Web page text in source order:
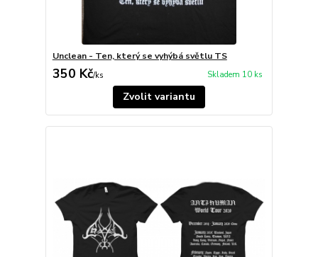
Unclean - Ten, který se vyhýbá světlu TS
350 Kč/ks Skladem 10 ks
Zvolit variantu